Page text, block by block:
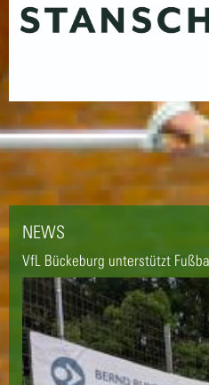
NEWS
VfL Bückeburg unterstützt